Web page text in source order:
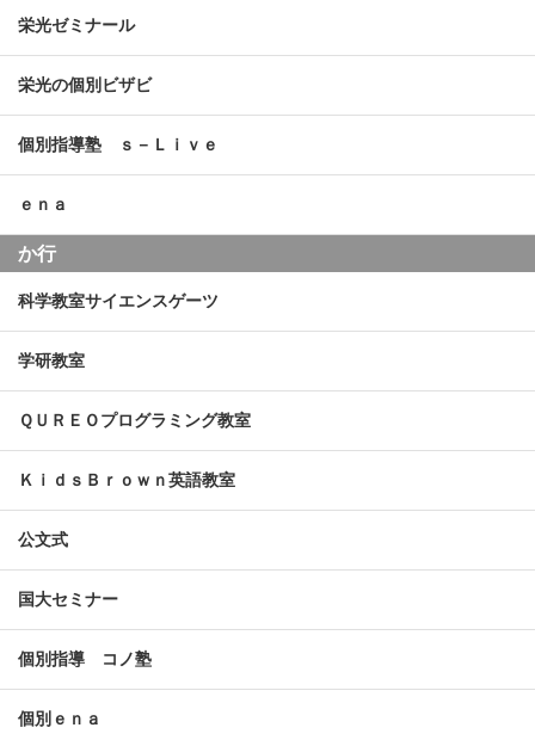
栄光ゼミナール
栄光の個別ビザビ
個別指導塾 ｓ－Ｌｉｖｅ
ｅｎａ
か行
科学教室サイエンスゲーツ
学研教室
ＱＵＲＥＯプログラミング教室
ＫｉｄｓＢｒｏｗｎ英語教室
公文式
国大セミナー
個別指導 コノ塾
個別ｅｎａ